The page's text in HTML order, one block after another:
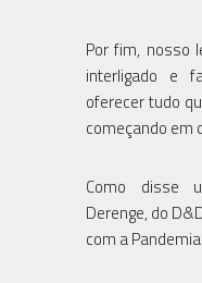
Por fim, nosso
interligado e
oferecer tudo
começando em
Como disse
Derenge, do
com a